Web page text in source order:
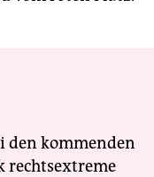
den kommenden
rechtsextreme